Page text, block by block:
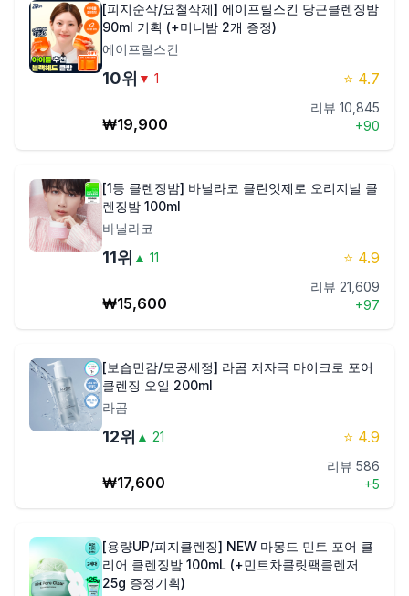
[피지순삭/요철삭제] 에이프릴스킨 당근클렌징밤
90ml 기획 (+미니밤 2개 증정)
에이프릴스킨
10위 ▼ 1 ⭐ 4.7
₩19,900
리뷰 10,845
+90
[1등 클렌징밤] 바닐라코 클린잇제로 오리지널 클
렌징밤 100ml
바닐라코
11위 ▲ 11 ⭐ 4.9
₩15,600
리뷰 21,609
+97
[보습민감/모공세정] 라곰 저자극 마이크로 포어
클렌징 오일 200ml
라곰
12위 ▲ 21 ⭐ 4.9
₩17,600
리뷰 586
+5
[용량UP/피지클렌징] NEW 마몽드 민트 포어 클
리어 클렌징밤 100mL (+민트차콜릿팩클렌저
25g 증정기획)